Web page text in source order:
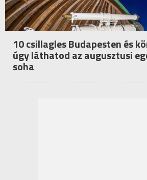
10 csillagles Budapesten és
úgy láthatod az augusztusi
soha